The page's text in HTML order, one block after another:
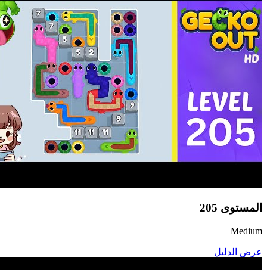
المستوى 205
Medium
عرض الدليل